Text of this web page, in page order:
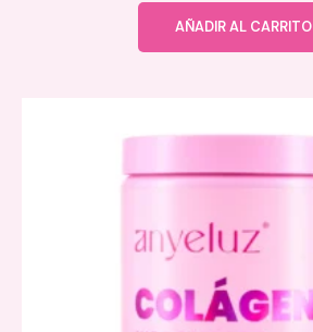
AÑADIR AL CARRITO